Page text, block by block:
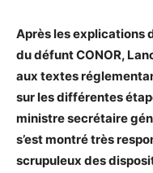
Après les explications
du défunt CONOR,
aux textes
sur les différentes
ministre secrétaire
s’est montré très
scrupuleux des